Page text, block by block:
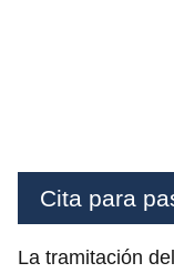
Cita para
La tramitación